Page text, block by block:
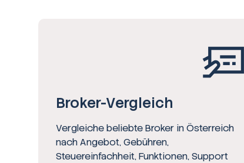
Broker-Vergleich
Vergleiche beliebte Broker in Österreich
nach Angebot, Gebühren,
Steuereinfachheit, Funktionen, Support